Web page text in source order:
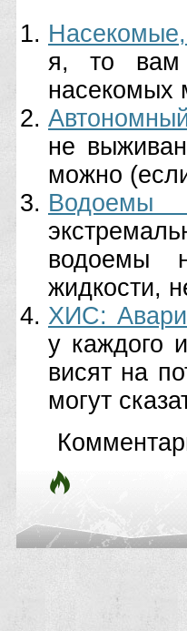
Насекомые,
я, то вам
насекомых
не
можно
водоемы
жидкости,
ХИС:
у каждого
висят на
могут